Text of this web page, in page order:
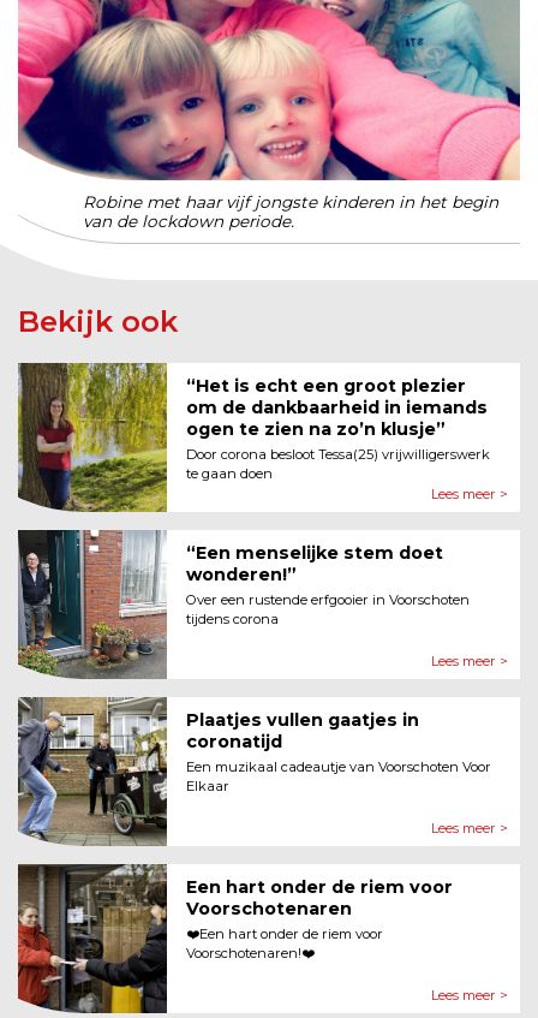
Robine met haar vijf jongste kinderen in het begin
van de lockdown periode.
Bekijk ook
“Het is echt een groot plezier
om de dankbaarheid in iemands
ogen te zien na zo’n klusje”
Door corona besloot Tessa(25) vrijwilligerswerk
te gaan doen
Lees meer >
“Een menselijke stem doet
wonderen!”
Over een rustende erfgooier in Voorschoten
tijdens corona
Lees meer >
Plaatjes vullen gaatjes in
coronatijd
Een muzikaal cadeautje van Voorschoten Voor
Elkaar
Lees meer >
Een hart onder de riem voor
Voorschotenaren
❤️Een hart onder de riem voor
Voorschotenaren!❤️
Lees meer >